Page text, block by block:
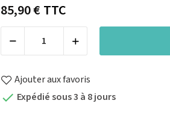
85,90 €TTC
Ajouter aux favoris
 Expédié sous 3 à 8 jours